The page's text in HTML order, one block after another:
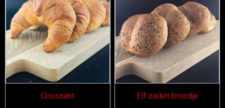
Croissant Elf zaden broodje